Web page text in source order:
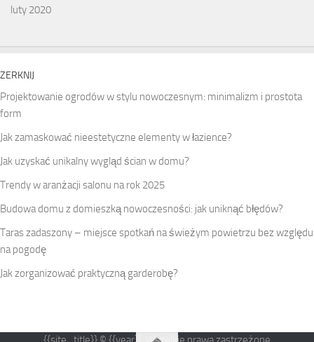
luty 2020
ZERKNIJ
Projektowanie ogrodów w stylu nowoczesnym: minimalizm i prostota
form
Jak zamaskować nieestetyczne elementy w łazience?
Jak uzyskać unikalny wygląd ścian w domu?
Trendy w aranżacji salonu na rok 2025
Budowa domu z domieszką nowoczesności: jak uniknąć błędów?
Taras zadaszony – miejsce spotkań na świeżym powietrzu bez względu
na pogodę
Jak zorganizować praktyczną garderobę?